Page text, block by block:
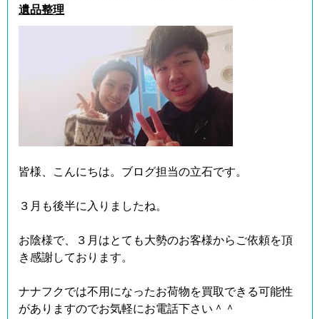
遺品整理
皆様、こんにちは。ブログ担当の立石です。
３月も後半に入りましたね。
お陰様で、３月はとても大勢のお客様からご依頼を頂
き感謝しております。
ナナフクでは不用になったお荷物を買取できる可能性
がありますのでお気軽にお電話下さい＾＾